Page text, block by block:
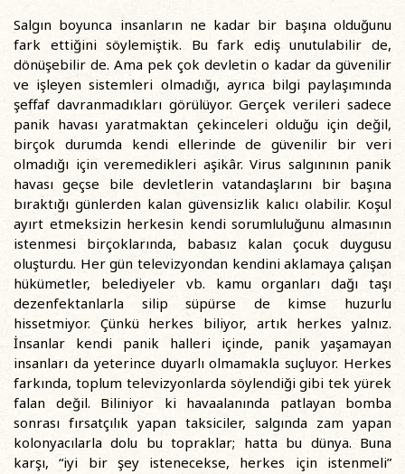
Salgın boyunca insanların ne kadar bir başına olduğunu
fark ettiğini söylemiştik. Bu fark ediş unutulabilir de,
dönüşebilir de. Ama pek çok devletin o kadar da güvenilir
ve işleyen sistemleri olmadığı, ayrıca bilgi paylaşımında
şeffaf davranmadıkları görülüyor. Gerçek verileri sadece
panik havası yaratmaktan çekinceleri olduğu için değil,
birçok durumda kendi ellerinde de güvenilir bir veri
olmadığı için veremedikleri aşikâr. Virus salgınının panik
havası geçse bile devletlerin vatandaşlarını bir başına
bıraktığı günlerden kalan güvensizlik kalıcı olabilir. Koşul
ayırt etmeksizin herkesin kendi sorumluluğunu almasının
istenmesi birçoklarında, babasız kalan çocuk duygusu
oluşturdu. Her gün televizyondan kendini aklamaya çalışan
hükümetler, belediyeler vb. kamu organları dağı taşı
dezenfektanlarla silip süpürse de kimse huzurlu
hissetmiyor. Çünkü herkes biliyor, artık herkes yalnız.
İnsanlar kendi panik halleri içinde, panik yaşamayan
insanları da yeterince duyarlı olmamakla suçluyor. Herkes
farkında, toplum televizyonlarda söylendiği gibi tek yürek
falan değil. Biliniyor ki havaalanında patlayan bomba
sonrası fırsatçılık yapan taksiciler, salgında zam yapan
kolonyacılarla dolu bu topraklar; hatta bu dünya. Buna
karşı, “iyi bir şey istenecekse, herkes için istenmeli”